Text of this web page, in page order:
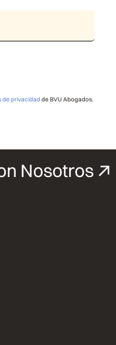
de privacidad de BVU Abogados.
Nosotros